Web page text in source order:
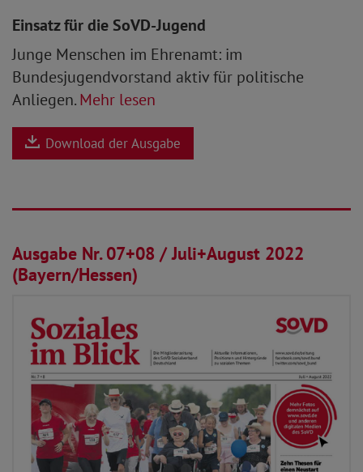
Einsatz für die SoVD-Jugend
Junge Menschen im Ehrenamt: im
Bundesjugendvorstand aktiv für politische
Anliegen.Mehr lesen
Download der Ausgabe
30.06.2022
Ausgabe Nr. 07+08 / Juli+August 2022
(Bayern/Hessen)